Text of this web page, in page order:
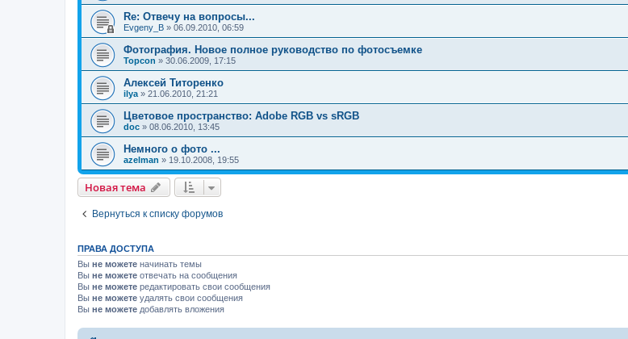
Re: Отвечу на вопросы...
Evgeny_B » 06.09.2010, 06:59
Фотография. Новое полное руководство по фотосъемке
Topcon » 30.06.2009, 17:15
Алексей Титоренко
ilya » 21.06.2010, 21:21
Цветовое пространство: Adobe RGB vs sRGB
doc » 08.06.2010, 13:45
Немного о фото ...
azelman » 19.10.2008, 19:55
Новая тема
Новаятема
Вернуться к списку форумов
ПРАВА ДОСТУПА
Вы не можете начинать темы
Вы не можете отвечать на сообщения
Вы не можете редактировать свои сообщения
Вы не можете удалять свои сообщения
Вы не можете добавлять вложения